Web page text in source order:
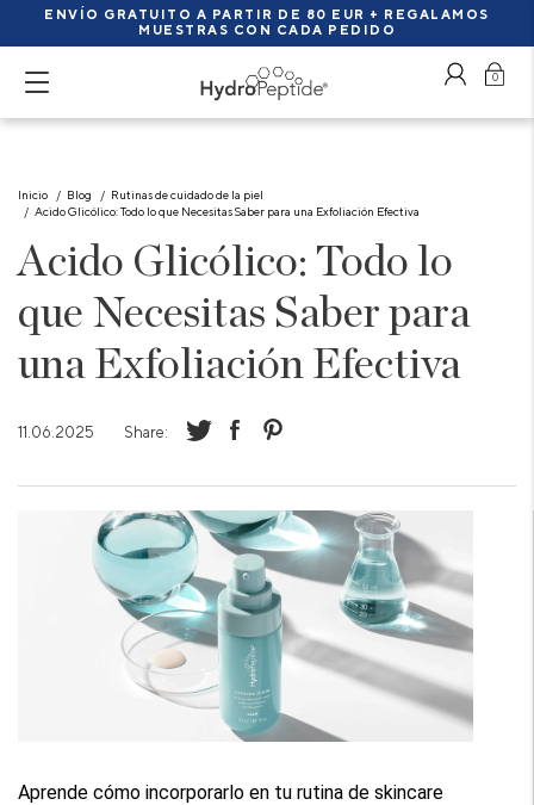
ENVÍO GRATUITO A PARTIR DE 80 EUR + REGALAMOS
MUESTRAS CON CADA PEDIDO
0
Inicio Blog
Rutinas de cuidado de la piel
Acido Glicólico: Todo lo que Necesitas Saber para una Exfoliación Efectiva
Acido Glicólico: Todo lo
que Necesitas Saber para
una Exfoliación Efectiva
11.06.2025 Share:
Aprende cómo incorporarlo en tu rutina de skincare